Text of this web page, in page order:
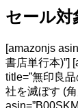
セール対
[amazonjs
書店単行本)”]
title=”無印良
社を滅ぼす (